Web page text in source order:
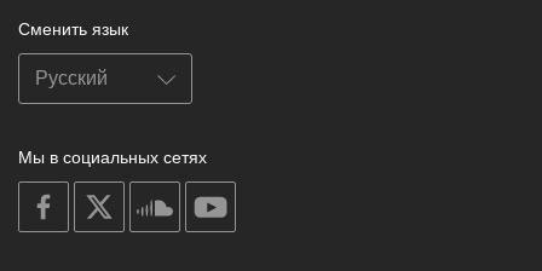
Сменить язык
Мы в социальных сетях
on
facebook
soundcloud